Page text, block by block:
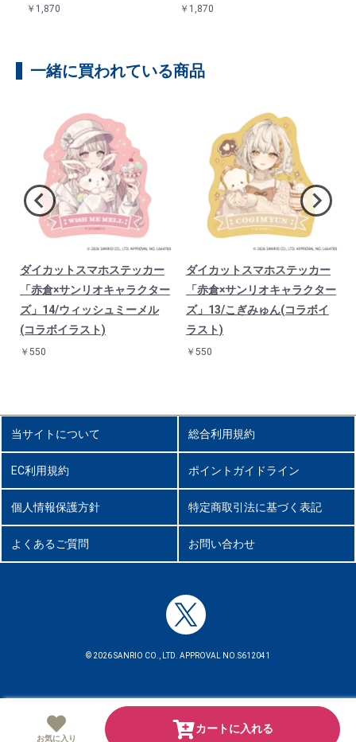
お気に入り
カートに入れる
￥1,870 ￥1,870
一緒に買われている商品
ダイカットスマホステッカー
「赤倉×サンリオキャラクター
ズ」14/ウィッシュミーメル
(コラボイラスト)
￥550
ダイカットスマホステッカー
「赤倉×サンリオキャラクター
ズ」13/こぎみゅん(コラボイ
ラスト)
￥550
当サイトについて 総合利用規約
EC利用規約 ポイントガイドライン
個人情報保護方針 特定商取引法に基づく表記
よくあるご質問 お問い合わせ
© 2026 SANRIO CO., LTD. APPROVAL NO.S612041